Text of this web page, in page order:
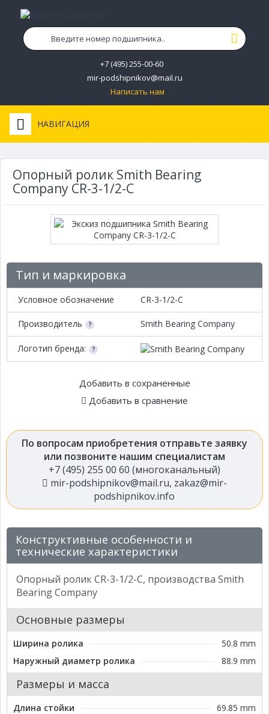
+7 (495) 255-00-60
mir-podshipnikov@mail.ru
Написать нам
НАВИГАЦИЯ
Опорный ролик Smith Bearing
Company CR-3-1/2-C
Тип и маркировка
Условное обозначение CR-3-1/2-C
Производитель Smith Bearing Company
Логотип бренда:
Добавить в сохраненные
Добавить в сравнение
По вопросам приобретения отправьте заявку
или позвоните нашим специалистам
+7 (495) 255 00 60 (многоканальный)
mir-podshipnikov@mail.ru, zakaz@mir-
podshipnikov.info
Конструктивные особенности и
технические характеристики
Опорный ролик CR-3-1/2-C, производства Smith
Bearing Company
Основные размеры
Ширина ролика
50.8 mm
Наружный диаметр ролика
88.9 mm
Размеры и масса
Длина стойки 69.85 mm